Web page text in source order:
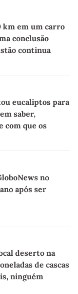
km em um carro
conclusão
continua
eucaliptos para
saber,
com que os
no
após ser
deserto na
de cascas
ninguém